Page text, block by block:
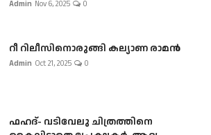
Admin Nov 6, 2025 0
റീ റിലീസിനൊരുങ്ങി കല്യാണ രാമൻ
Admin Oct 21, 2025 0
ഫഹദ്- വടിവേലു ചിത്രത്തിനെ